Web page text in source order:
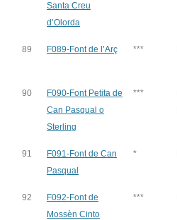
Santa Creu
d’Olorda
89 F089-Font de l’Arç ***
90
F090-Font Petita de
Can Pasqual o
Sterling
***
91
F091-Font de Can
Pasqual
*
92
F092-Font de
Mossèn Cinto
***